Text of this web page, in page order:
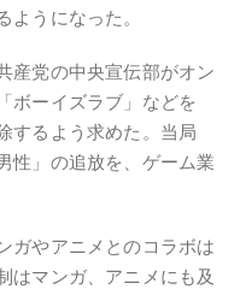
うになった。
産党の中央宣伝部がオン
ボーイズラブ」などを
するよう求めた。当局
性」の追放を、ゲーム業
ガやアニメとのコラボは
はマンガ、アニメにも及